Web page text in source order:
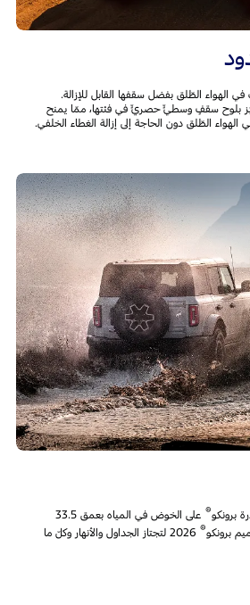
في الهواء الطّلق بفضل سقفها القابل للإزالة.
بلوح سقفٍ وسطيٍّ حصريٍّ في فئتها، ممّا يمنح
الطّلق دون الحاجة إلى إزالة الغطاء الخلفي.
برونكو®
على الخوض في المياه بعمق 33.5
برونكو®
2026 لتجتاز الجداول والأنهار وكلّ ما